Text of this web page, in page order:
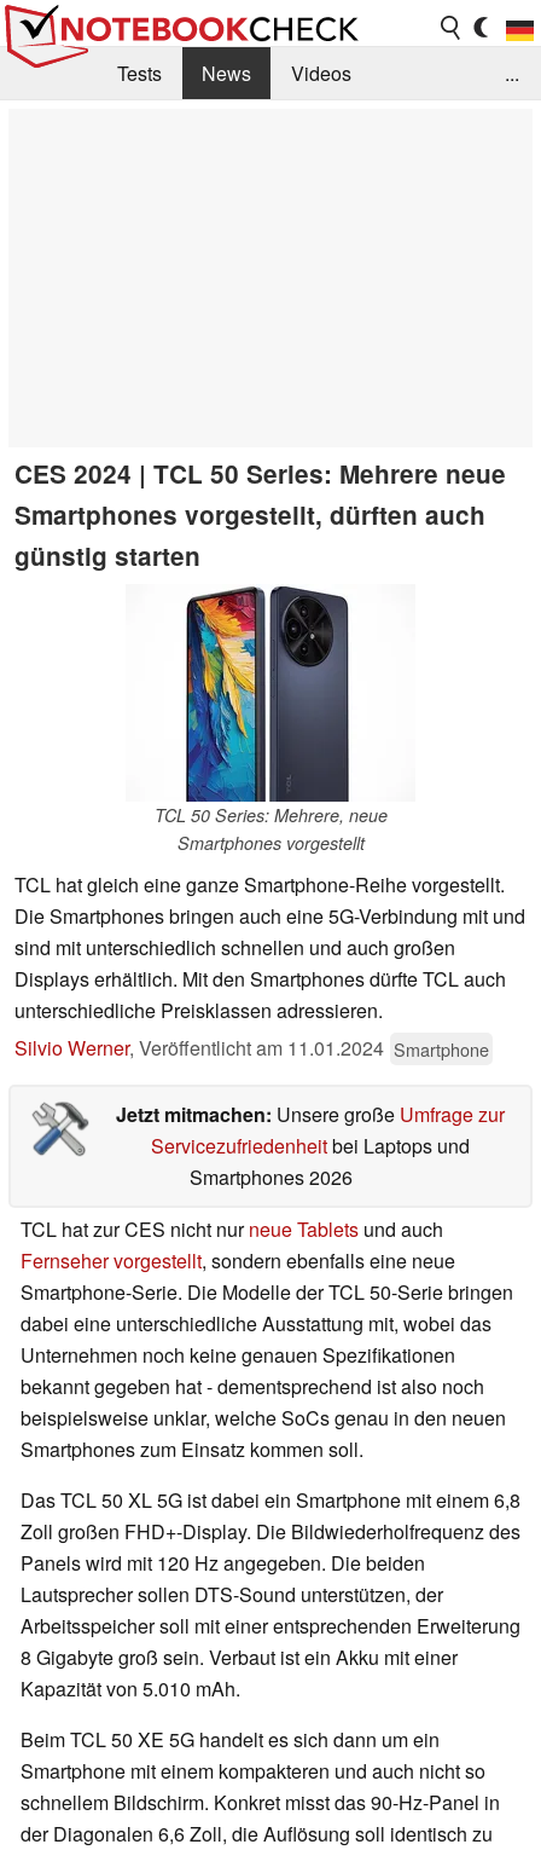
Tests News
Videos
...
CES 2024 | TCL 50 Series: Mehrere neue
Smartphones vorgestellt, dürften auch
günstig starten
TCL 50 Series: Mehrere, neue
Smartphones vorgestellt
TCL hat gleich eine ganze Smartphone-Reihe vorgestellt.
Die Smartphones bringen auch eine 5G-Verbindung mit und
sind mit unterschiedlich schnellen und auch großen
Displays erhältlich. Mit den Smartphones dürfte TCL auch
unterschiedliche Preisklassen adressieren.
Silvio Werner, Veröffentlicht am 11.01.2024 Smartphone
Jetzt mitmachen: Unsere große Umfrage zur
Servicezufriedenheitbei Laptops und
Smartphones 2026
TCL hat zur CES nicht nurneue Tablets und auch
Fernseher vorgestellt, sondern ebenfalls eine neue
Smartphone-Serie. Die Modelle der TCL 50-Serie bringen
dabei eine unterschiedliche Ausstattung mit, wobei das
Unternehmen noch keine genauen Spezifikationen
bekannt gegeben hat - dementsprechend ist also noch
beispielsweise unklar, welche SoCs genau in den neuen
Smartphones zum Einsatz kommen soll.
Das TCL 50 XL 5G ist dabei ein Smartphone mit einem 6,8
Zoll großen FHD+-Display. Die Bildwiederholfrequenz des
Panels wird mit 120 Hz angegeben. Die beiden
Lautsprecher sollen DTS-Sound unterstützen, der
Arbeitsspeicher soll mit einer entsprechenden Erweiterung
8 Gigabyte groß sein. Verbaut ist ein Akku mit einer
Kapazität von 5.010 mAh.
Beim TCL 50 XE 5G handelt es sich dann um ein
Smartphone mit einem kompakteren und auch nicht so
schnellem Bildschirm. Konkret misst das 90-Hz-Panel in
der Diagonalen 6,6 Zoll, die Auflösung soll identisch zu